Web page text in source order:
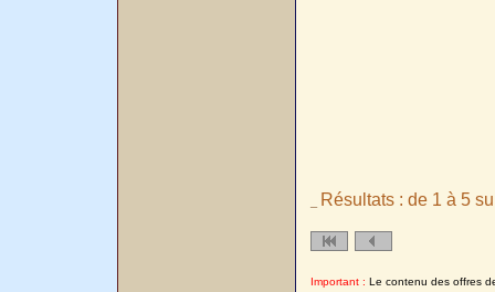
Résultats : de 1 à 5
Important : Le contenu des offres